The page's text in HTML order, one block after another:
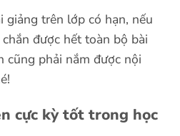
trên lớp có hạn, nếu
được hết toàn bộ bài
cũng phải nắm được nội
cực kỳ tốt trong học